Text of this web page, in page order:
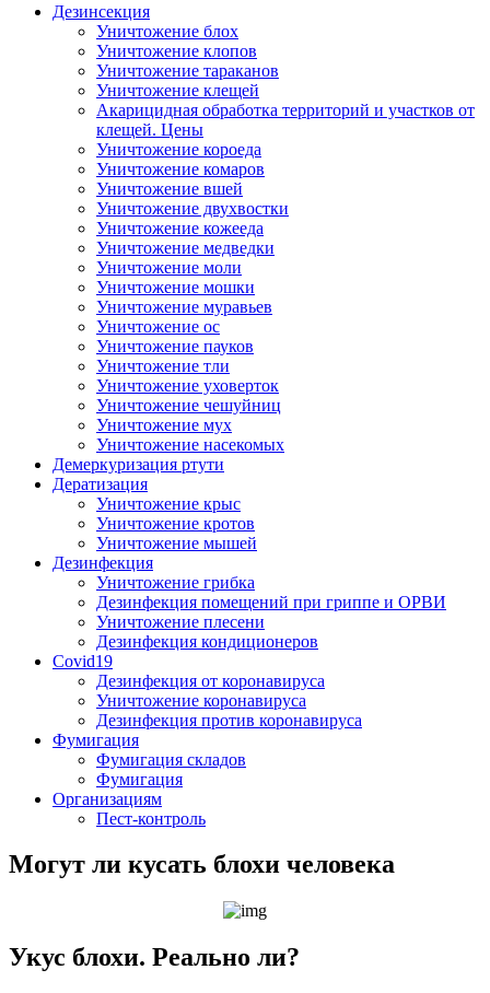
Дезинсекция
Уничтожение блох
Уничтожение клопов
Уничтожение тараканов
Уничтожение клещей
Акарицидная обработка территорий и участков от
клещей. Цены
Уничтожение короеда
Уничтожение комаров
Уничтожение вшей
Уничтожение двухвостки
Уничтожение кожееда
Уничтожение медведки
Уничтожение моли
Уничтожение мошки
Уничтожение муравьев
Уничтожение ос
Уничтожение пауков
Уничтожение тли
Уничтожение уховерток
Уничтожение чешуйниц
Уничтожение мух
Уничтожение насекомых
Демеркуризация ртути
Дератизация
Уничтожение крыс
Уничтожение кротов
Уничтожение мышей
Дезинфекция
Уничтожение грибка
Дезинфекция помещений при гриппе и ОРВИ
Уничтожение плесени
Дезинфекция кондиционеров
Covid19
Дезинфекция от коронавируса
Уничтожение коронавируса
Дезинфекция против коронавируса
Фумигация
Фумигация складов
Фумигация
Организациям
Пест-контроль
Могут ли кусать блохи человека
Укус блохи. Реально ли?